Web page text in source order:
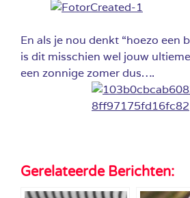
En als je nou denkt “hoezo een
is dit misschien wel jouw
een zonnige zomer dus….
Gerelateerde Berichten: